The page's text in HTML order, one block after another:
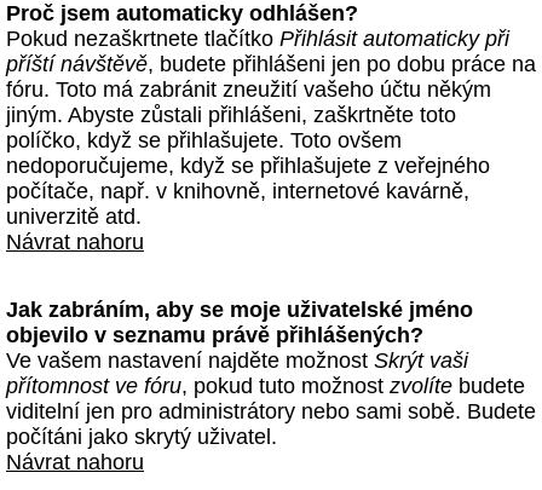
Proč jsem automaticky odhlášen?
Pokud nezaškrtnete tlačítko Přihlásit automaticky při
příští návštěvě, budete přihlášeni jen po dobu práce na
fóru. Toto má zabránit zneužití vašeho účtu někým
jiným. Abyste zůstali přihlášeni, zaškrtněte toto
políčko, když se přihlašujete. Toto ovšem
nedoporučujeme, když se přihlašujete z veřejného
počítače, např. v knihovně, internetové kavárně,
univerzitě atd.
Návrat nahoru
Jak zabráním, aby se moje uživatelské jméno
objevilo v seznamu právě přihlášených?
Ve vašem nastavení najděte možnost Skrýt vaši
přítomnost ve fóru, pokud tuto možnost zvolíte budete
viditelní jen pro administrátory nebo sami sobě. Budete
počítáni jako skrytý uživatel.
Návrat nahoru